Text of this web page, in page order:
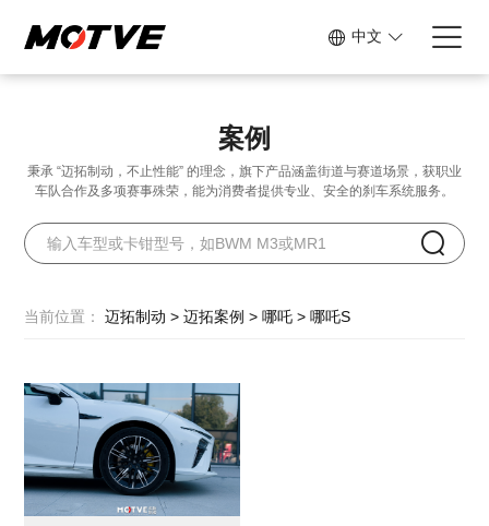
中文
案例
秉承 “迈拓制动，不止性能” 的理念，旗下产品涵盖街道与赛道场景， 获职业
车队合作及多项赛事殊荣，能为消费者提供专业、安全的刹车系统服务。
当前位置：迈拓制动 > 迈拓案例 > 哪吒 > 哪吒S